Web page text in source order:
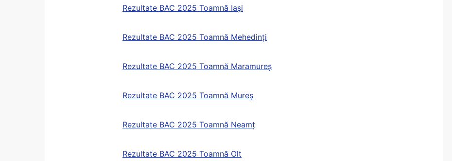
Rezultate BAC 2025 Toamnă Iași
Rezultate BAC 2025 Toamnă Mehedinți
Rezultate BAC 2025 Toamnă Maramureș
Rezultate BAC 2025 Toamnă Mureș
Rezultate BAC 2025 Toamnă Neamț
Rezultate BAC 2025 Toamnă Olt